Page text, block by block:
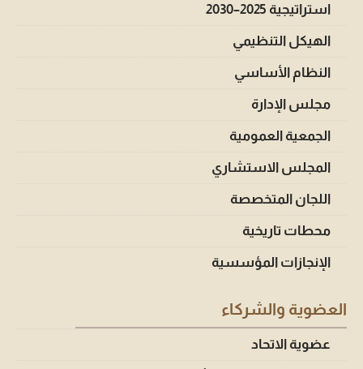
استراتيجية 2025–2030
الهيكل التنظيمي
النظام الأساسي
مجلس الإدارة
الجمعية العمومية
المجلس الاستشاري
اللجان المتخصصة
محطات تاريخية
الإنجازات المؤسسية
العضوية والشركاء
عضوية الاتحاد